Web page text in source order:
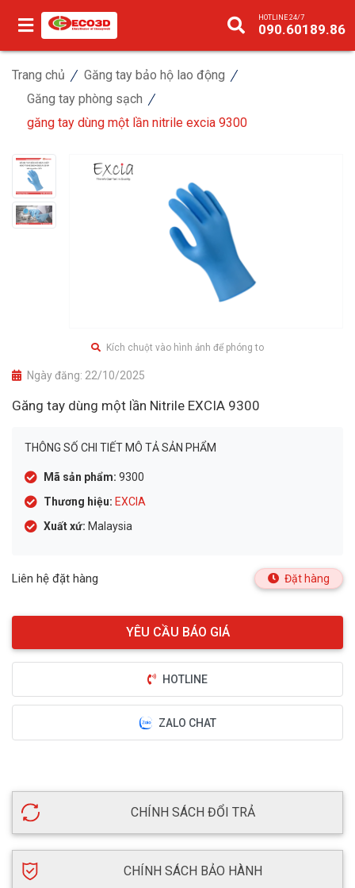
HOTLINE 24/7
090.60189.86
Trang chủ
Găng tay bảo hộ lao động
Găng tay phòng sạch
găng tay dùng một lần nitrile excia 9300
Kích chuột vào hình ảnh để phóng to
Ngày đăng: 22/10/2025
Găng tay dùng một lần Nitrile EXCIA 9300
THÔNG SỐ CHI TIẾT MÔ TẢ SẢN PHẨM
Mã sản phẩm: 9300
Thương hiệu: EXCIA
Xuất xứ: Malaysia
Liên hệ đặt hàng Đặt hàng
HOTLINE
ZALO CHAT
CHÍNH SÁCH ĐỔI TRẢ
CHÍNH SÁCH BẢO HÀNH